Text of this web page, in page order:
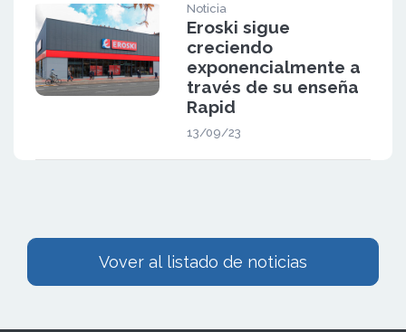
Noticia
Eroski sigue
creciendo
exponencialmente a
través de su enseña
Rapid
13/09/23
Vover al listado de noticias